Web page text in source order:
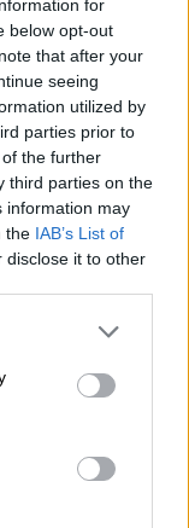
for
below opt-out
that after your
seeing
utilized by
parties prior to
the further
third parties on the
information may
the IAB’s List of
disclose it to other
también la
,
en la próxima
la normativa
con lo
A su juicio,
preventiva”
la han
que los
una
PP y